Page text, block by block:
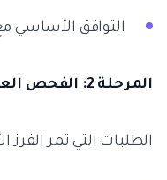
التوافق
المرحلة 2: الفحص العميق (2-5 دقائق)
الطلبات التي تمر